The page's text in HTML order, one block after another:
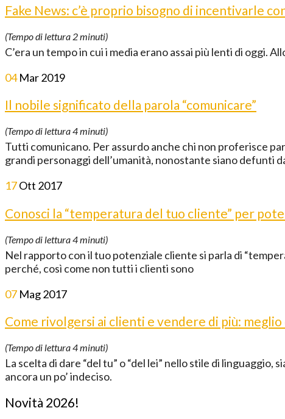
Fake News: c’è proprio bisogno di incentivarle
(Tempo di lettura 2minuti)
C’era un tempo in cui i media erano assai più lenti di oggi.
04 Mar2019
Il nobile significato della parola “comunicare”
(Tempo di lettura4minuti)
Tutti comunicano. Per assurdo anche chi non proferisce
grandi personaggi dell’umanità, nonostante siano defunti
17Ott 2017
Conosci la “temperatura del tuo cliente” per
(Tempo di lettura4minuti)
Nel rapporto con il tuo potenziale cliente si parla di
perché, così come non tutti i clienti sono
07 Mag2017
Come rivolgersi ai clienti e vendere di più: meglio
(Tempo di lettura4minuti)
La scelta di dare “del tu” o “del lei” nello stile di
ancora un po’ indeciso.
Novità 2026!